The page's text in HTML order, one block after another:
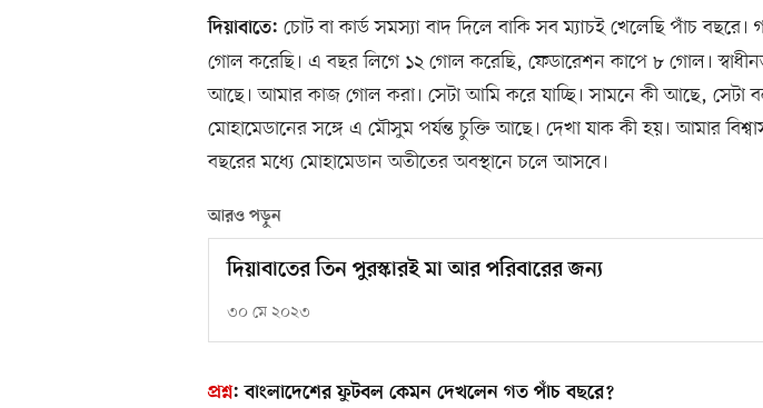
দিয়াবাতে: চোট বা কার্ড সমস্যা বাদ দিলে বাকি সব ম্যাচই খেলেছি পাঁচ বছরে।
গোল করেছি। এ বছর লিগে ১২ গোল করেছি, ফেডারেশন কাপে ৮ গোল।
আছে। আমার কাজ গোল করা। সেটা আমি করে যাচ্ছি। সামনে কী আছে, সেটা
মোহামেডানের সঙ্গে এ মৌসুম পর্যন্ত চুক্তি আছে। দেখা যাক কী হয়। আমার
বছরের মধ্যে মোহামেডান অতীতের অবস্থানে চলে আসবে।
আরও পড়ুন
দিয়াবাতের তিন পুরস্কারই মা আর পরিবারের জন্য
৩০ মে ২০২৩
প্রশ্ন:বাংলাদেশের ফুটবল কেমন দেখলেন গত পাঁচ বছরে?